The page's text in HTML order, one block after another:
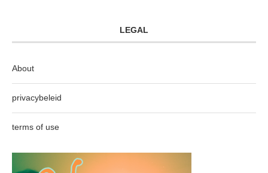
LEGAL
About
privacybeleid
terms of use